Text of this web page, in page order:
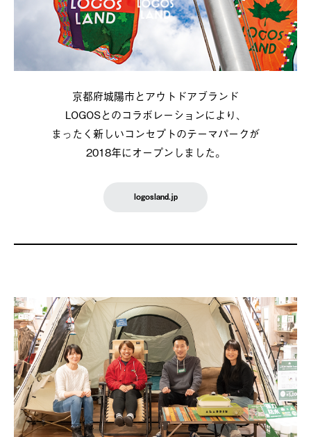
京都府城陽市とアウトドアブランド
LOGOSとのコラボレーションにより、
まったく新しいコンセプトのテーマパークが
2018年にオープンしました。
logosland.jp